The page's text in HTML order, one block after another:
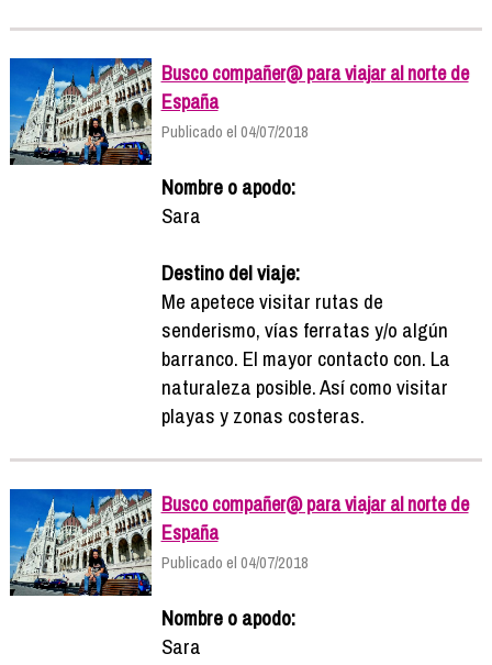
Busco compañer@ para viajar al norte de
España
Publicado el 04/07/2018
Nombre o apodo:
Sara
Destino del viaje:
Me apetece visitar rutas de
senderismo, vías ferratas y/o algún
barranco. El mayor contacto con. La
naturaleza posible. Así como visitar
playas y zonas costeras.
Busco compañer@ para viajar al norte de
España
Publicado el 04/07/2018
Nombre o apodo:
Sara